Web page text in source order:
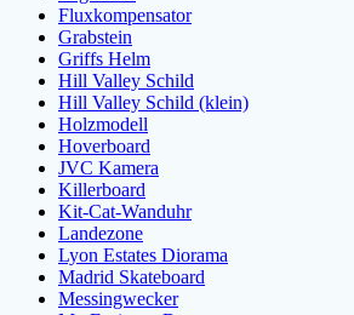
Fluxkompensator
Grabstein
Griffs Helm
Hill Valley Schild
Hill Valley Schild (klein)
Holzmodell
Hoverboard
JVC Kamera
Killerboard
Kit-Cat-Wanduhr
Landezone
Lyon Estates Diorama
Madrid Skateboard
Messingwecker